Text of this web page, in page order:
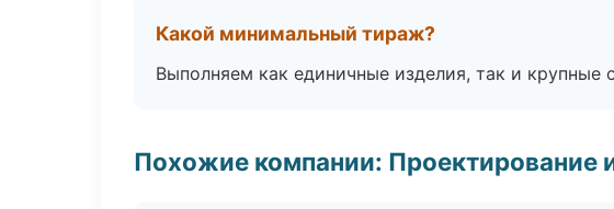
Какой минимальный тираж?
Выполняем как единичные изделия, так и
Похожие компании: Проектирование